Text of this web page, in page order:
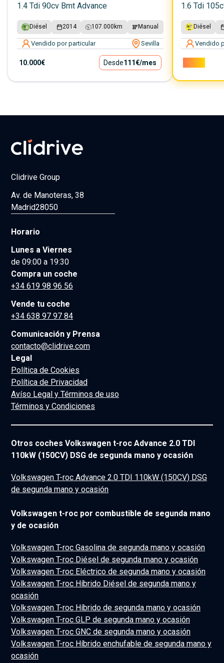
1.4 Tdi 90cv Bmt Advance
Diésel 2014 107.000 km Manual
Vendido por particular Sevilla
10.000€ Desde111€/mes
1.6 Tdi
Diésel
Vendido
Clidrive Group
Av. de Manoteras, 38
Madrid28050
Horario
Lunes a Viernes
de 09:00 a 19:30
Compra un coche
+34 619 98 96 56
Vende tu coche
+34 638 97 97 84
Comunicación y Prensa
contacto@clidrive.com
Legal
Política de Cookies
Política de Privacidad
Avíso Legal y Términos de uso
Términos y Condiciones
Otros coches Volkswagen t-roc Advance 2.0 TDI
110kW (150CV) DSG de segunda mano y ocasión
Volkswagen T-roc Advance 2.0 TDI 110kW (150CV) DSG
de segunda mano y ocasión
Volkswagen t-roc por combustible de segunda mano
y de ocasión
Volkswagen T-roc Gasolina de segunda mano y ocasión
Volkswagen T-roc Diésel de segunda mano y ocasión
Volkswagen T-roc Eléctrico de segunda mano y ocasión
Volkswagen T-roc Híbrido Diésel de segunda mano y
ocasión
Volkswagen T-roc Híbrido de segunda mano y ocasión
Volkswagen T-roc GLP de segunda mano y ocasión
Volkswagen T-roc GNC de segunda mano y ocasión
Volkswagen T-roc Híbrido enchufable de segunda mano y
ocasión